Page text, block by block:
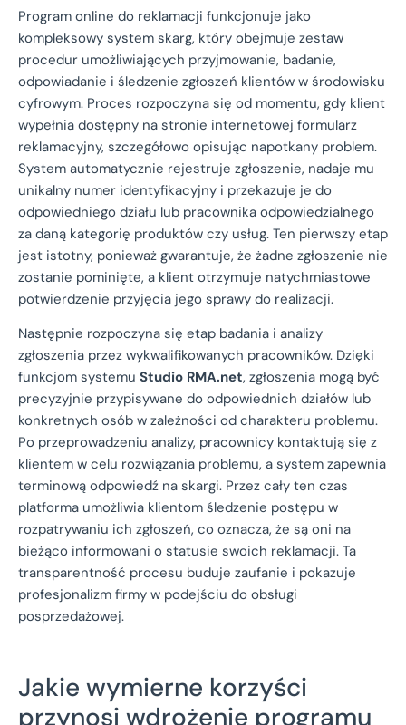
Program online do reklamacji funkcjonuje jako
kompleksowy system skarg, który obejmuje zestaw
procedur umożliwiających przyjmowanie, badanie,
odpowiadanie i śledzenie zgłoszeń klientów w środowisku
cyfrowym. Proces rozpoczyna się od momentu, gdy klient
wypełnia dostępny na stronie internetowej formularz
reklamacyjny, szczegółowo opisując napotkany problem.
System automatycznie rejestruje zgłoszenie, nadaje mu
unikalny numer identyfikacyjny i przekazuje je do
odpowiedniego działu lub pracownika odpowiedzialnego
za daną kategorię produktów czy usług. Ten pierwszy etap
jest istotny, ponieważ gwarantuje, że żadne zgłoszenie nie
zostanie pominięte, a klient otrzymuje natychmiastowe
potwierdzenie przyjęcia jego sprawy do realizacji.
Następnie rozpoczyna się etap badania i analizy
zgłoszenia przez wykwalifikowanych pracowników. Dzięki
funkcjom systemu Studio RMA.net, zgłoszenia mogą być
precyzyjnie przypisywane do odpowiednich działów lub
konkretnych osób w zależności od charakteru problemu.
Po przeprowadzeniu analizy, pracownicy kontaktują się z
klientem w celu rozwiązania problemu, a system zapewnia
terminową odpowiedź na skargi. Przez cały ten czas
platforma umożliwia klientom śledzenie postępu w
rozpatrywaniu ich zgłoszeń, co oznacza, że są oni na
bieżąco informowani o statusie swoich reklamacji. Ta
transparentność procesu buduje zaufanie i pokazuje
profesjonalizm firmy w podejściu do obsługi
posprzedażowej.
Jakie wymierne korzyści
przynosi wdrożenie programu